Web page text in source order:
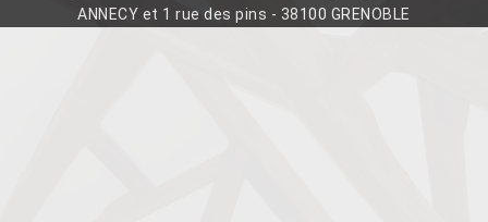
ANNECY et 1 rue des pins - 38100 GRENOBLE